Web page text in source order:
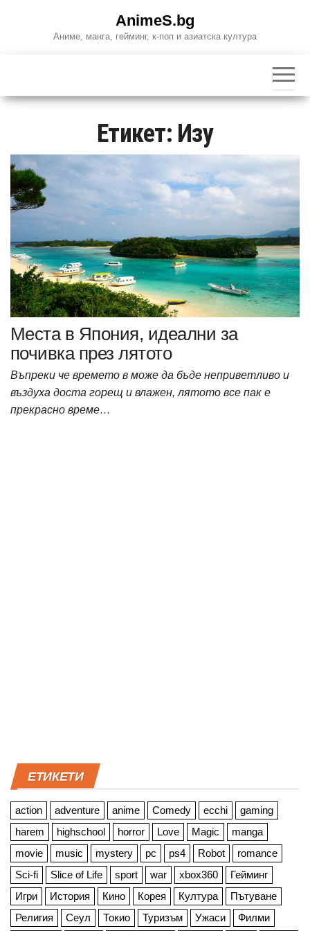
AnimeS.bg
Аниме, манга, гейминг, к-поп и азиатска култура
Етикет: Изу
Места в Япония, идеални за
почивка през лятото
Въпреки че времето в може да бъде неприветливо и
въздуха доста горещ и влажен, лятото все пак е
прекрасно време…
ЕТИКЕТИ
action adventure anime Comedy ecchi
gaming
harem
highschool horror Love Magic
manga
movie
music mystery pc ps4 Robot
romance
Sci-fi
Slice of Life sport war xbox360
Гейминг
Игри
История Кино Корея Култура
Пътуване
Религия
Сеул Токио Туризъм Ужаси Филми